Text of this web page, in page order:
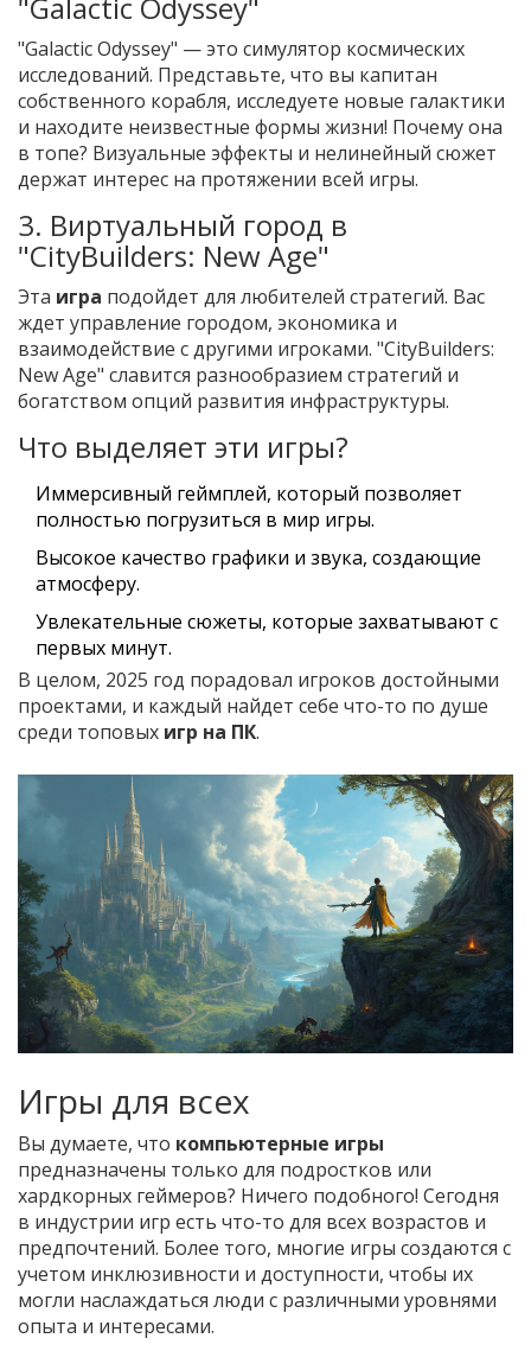
"Galactic Odyssey"
"Galactic Odyssey" — это симулятор космических
исследований. Представьте, что вы капитан
собственного корабля, исследуете новые галактики
и находите неизвестные формы жизни! Почему она
в топе? Визуальные эффекты и нелинейный сюжет
держат интерес на протяжении всей игры.
3. Виртуальный город в
"CityBuilders: New Age"
Эта игра подойдет для любителей стратегий. Вас
ждет управление городом, экономика и
взаимодействие с другими игроками. "CityBuilders:
New Age" славится разнообразием стратегий и
богатством опций развития инфраструктуры.
Что выделяет эти игры?
Иммерсивный геймплей, который позволяет
полностью погрузиться в мир игры.
Высокое качество графики и звука, создающие
атмосферу.
Увлекательные сюжеты, которые захватывают с
первых минут.
В целом, 2025 год порадовал игроков достойными
проектами, и каждый найдет себе что-то по душе
среди топовых игр на ПК.
Игры для всех
Вы думаете, что компьютерные игры
предназначены только для подростков или
хардкорных геймеров? Ничего подобного! Сегодня
в индустрии игр есть что-то для всех возрастов и
предпочтений. Более того, многие игры создаются с
учетом инклюзивности и доступности, чтобы их
могли наслаждаться люди с различными уровнями
опыта и интересами.